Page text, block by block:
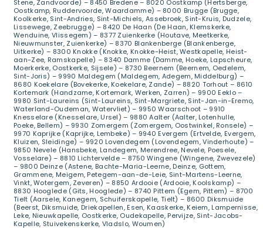
Stene, Zandvoorde) – 8450 Bredene – 8020 Oostkamp (Hertsberge,
Oostkamp, Ruddervoorde, Waardamme) – 8000 Brugge (Brugge,
Koolkerke, Sint-Andries, Sint-Michiels, Assebroek, Sint-Kruis, Dudzele,
Lissewege, Zeebrugge) – 8420 De Haan (De Haan, Klemskerke,
Wenduine, Vlissegem) – 8377 Zuienkerke (Houtave, Meetkerke,
Nieuwmunster, Zuienkerke) – 8370 Blankenberge (Blankenberge,
Uitkerke) – 8300 Knokke (Knokke, Knokke-Heist, Westkapelle, Heist-
aan-Zee, Ramskapelle) – 8340 Damme (Damme, Hoeke, Lapscheure,
Moerkerke, Oostkerke, Sijsele) – 8730 Beernem (Beernem, Oedelem,
Sint-Joris) – 9990 Maldegem (Maldegem, Adegem, Middelburg) –
8680 Koekelare (Bovekerke, Koekelare, Zande) – 8820 Torhout – 8610
Kortemark (Handzame, Kortemark, Werken, Zarren) – 9900 Eeklo –
9980 Sint-Laureins (Sint-Laureins, Sint-Margriete, Sint-Jan-in-Eremo,
Waterland-Oudeman, Watervliet) – 9950 Waarschoot – 9910
Knesselare (Knesselare, Ursel) – 9880 Aalter (Aalter, Lotenhulle,
Poeke, Bellem) – 9930 Zomergem (Zomergem, Oostwinkel, Ronsele) –
9970 Kaprijke (Kaprijke, Lembeke) – 9940 Evergem (Ertvelde, Evergem,
Kluizen, Sleidinge) – 9920 Lovendegem (Lovendegem, Vinderhoute) –
9850 Nevele (Hansbeke, Landegem, Merendree, Nevele, Poesele,
Vosselare) – 8810 Lichtervelde – 8750 Wingene (Wingene, Zwevezele)
– 9800 Deinze (Astene, Bachte-Maria-Leerne, Deinze, Gottem,
Grammene, Meigem, Petegem-aan-de-Leie, Sint-Martens-Leerne,
Vinkt, Wotergem, Zeveren) – 8850 Ardooie (Ardooie, Koolskamp) –
8830 Hooglede (Gits, Hooglede) – 8740 Pittem (Egem, Pittem) – 8700
Tielt (Aarsele, Kanegem, Schuiferskapelle, Tielt) – 8600 Diksmuide
(Beerst, Diksmuide, Driekapellen, Esen, Kaaskerke, Keiem, Lampernisse,
Leke, Nieuwkapelle, Oostkerke, Oudekapelle, Pervijze, Sint-Jacobs-
Kapelle, Stuivekenskerke, Vladslo, Woumen)